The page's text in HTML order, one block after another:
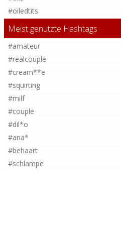
#oiledtits
Meist genutzte Hashtags
#amateur
#realcouple
#cream**e
#squirting
#milf
#couple
#dil*o
#ana*
#behaart
#schlampe